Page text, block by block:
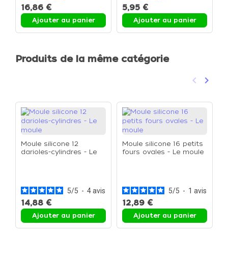
16,86 €
Ajouter au panier
5,95 €
Ajouter au panier
Produits de la même catégorie
Précédent
keyboard_arrow_left keyboard_arrow_right
Moule silicone 12
darioles-cylindres - Le
5/5 - 4avis
14,88 €
Ajouter au panier
Moule silicone 16 petits
fours ovales - Le moule
5/5 - 1 avis
12,89 €
Ajouter au panier